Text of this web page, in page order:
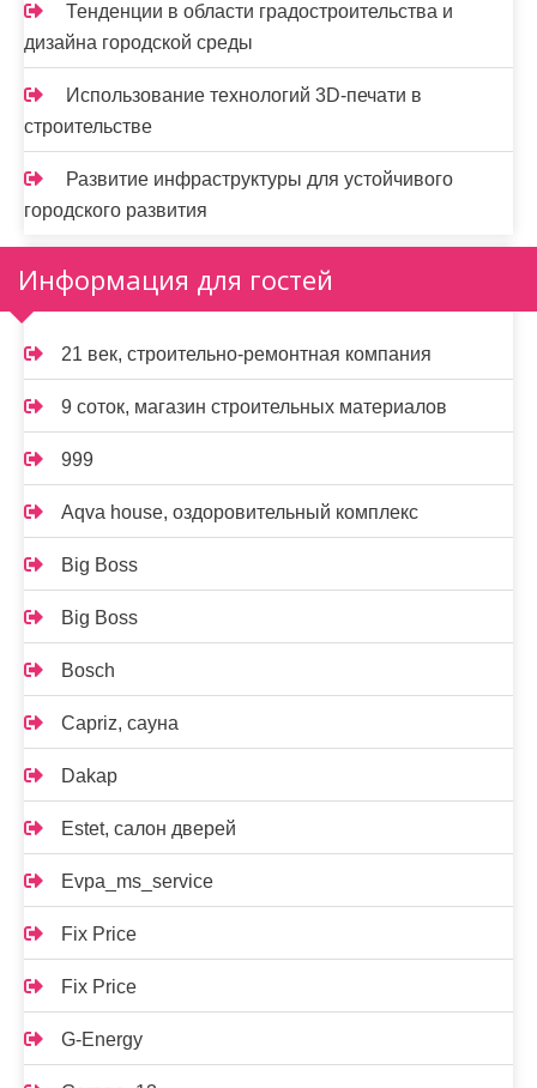
Тенденции в области градостроительства и
дизайна городской среды
Использование технологий 3D-печати в
строительстве
Развитие инфраструктуры для устойчивого
городского развития
Информация для гостей
21 век, строительно-ремонтная компания
9 соток, магазин строительных материалов
999
Aqva house, оздоровительный комплекс
Big Boss
Big Boss
Bosch
Capriz, сауна
Dakap
Estet, салон дверей
Evpa_ms_service
Fix Price
Fix Price
G-Energy